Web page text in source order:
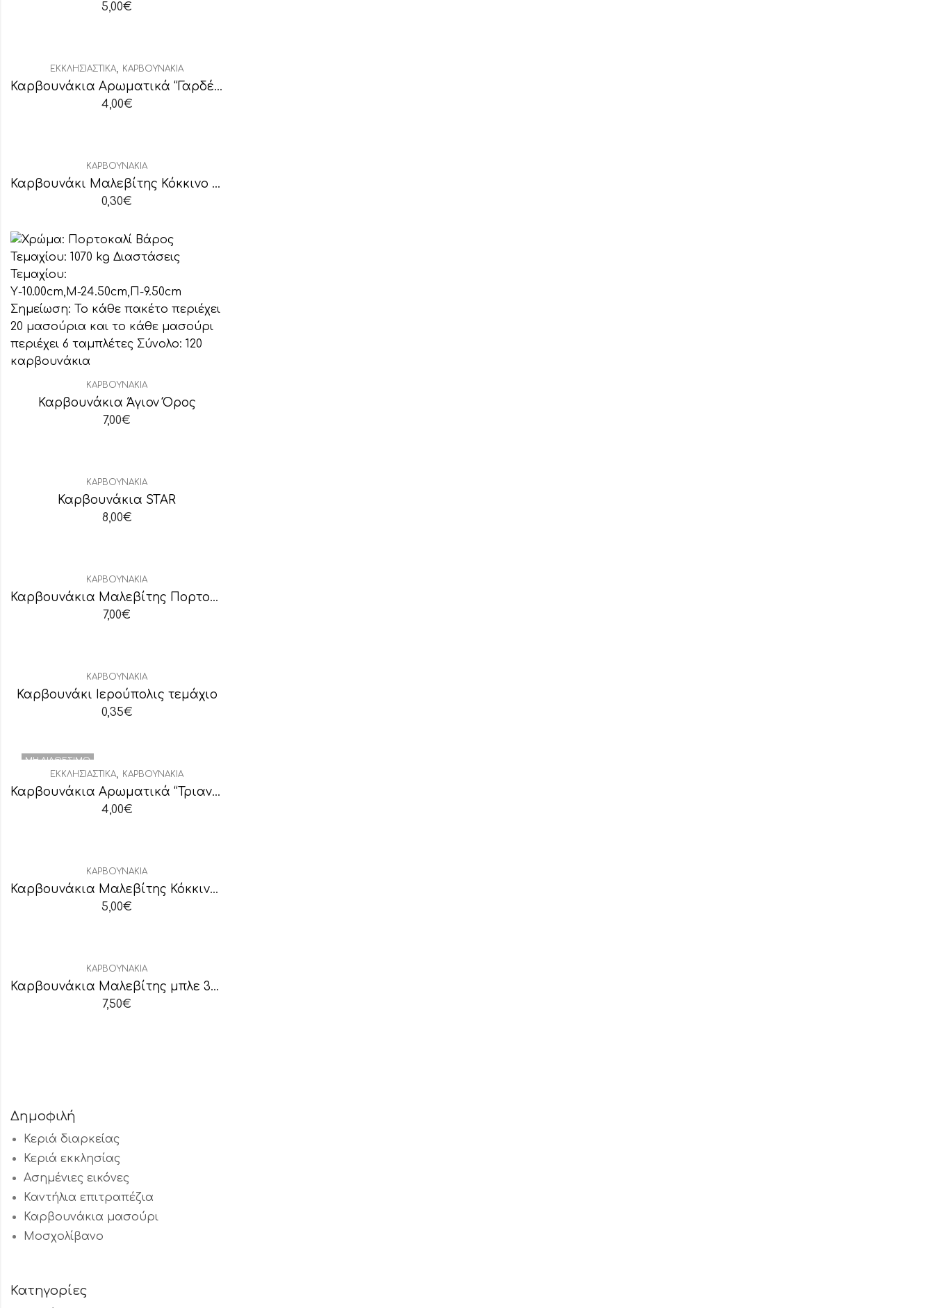
5,00€
ΕΚΚΛΗΣΙΑΣΤΙΚΆ, ΚΑΡΒΟΥΝΆΚΙΑ
Καρβουνάκια Αρωματικά “Γαρδένια”
4,00€
ΚΑΡΒΟΥΝΆΚΙΑ
Καρβουνάκι Μαλεβίτης Κόκκινο τεμάχιο (άκαπνο)
0,30€
ΚΑΡΒΟΥΝΆΚΙΑ
Καρβουνάκια Άγιον Όρος
7,00€
ΚΑΡΒΟΥΝΆΚΙΑ
Καρβουνάκια STAR
8,00€
ΚΑΡΒΟΥΝΆΚΙΑ
Καρβουνάκια Μαλεβίτης Πορτοκαλί 33mm(άκαπνα)
7,00€
ΚΑΡΒΟΥΝΆΚΙΑ
Καρβουνάκι Ιερούπολις τεμάχιο
0,35€
ΜΗ ΔΙΑΘΈΣΙΜΟ
ΕΚΚΛΗΣΙΑΣΤΙΚΆ, ΚΑΡΒΟΥΝΆΚΙΑ
Καρβουνάκια Αρωματικά “Τριαντάφυλλο”
4,00€
ΚΑΡΒΟΥΝΆΚΙΑ
Καρβουνάκια Μαλεβίτης Κόκκινα (άκαπνα)
5,00€
ΚΑΡΒΟΥΝΆΚΙΑ
Καρβουνάκια Μαλεβίτης μπλε 35mm (άκαπνα)
7,50€
Δημοφιλή
Κεριά διαρκείας
Κεριά εκκλησίας
Ασημένιες εικόνες
Καντήλια επιτραπέζια
Καρβουνάκια μασούρι
Μοσχολίβανο
Κατηγορίες